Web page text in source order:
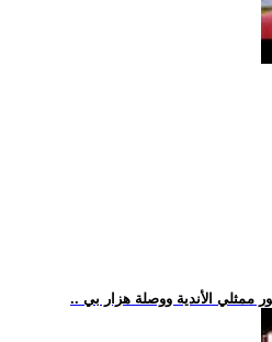
ممثلي الأندية ووصلة هزار بي